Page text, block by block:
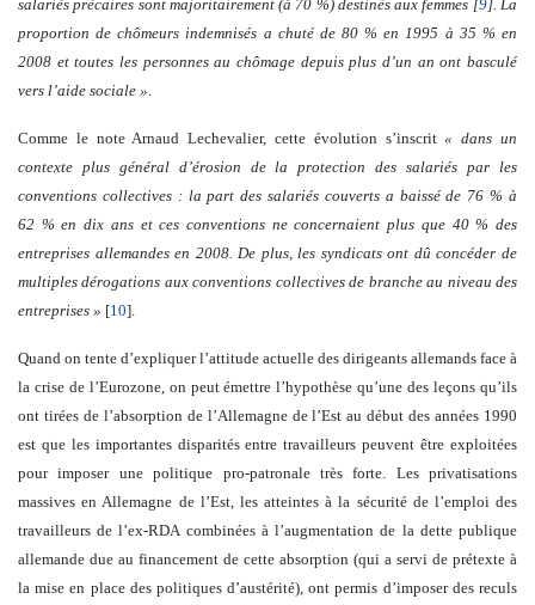
salariés précaires sont majoritairement (à 70 %) destinés aux femmes [9]. La
proportion de chômeurs indemnisés a chuté de 80 % en 1995 à 35 % en
2008 et toutes les personnes au chômage depuis plus d’un an ont basculé
vers l’aide sociale »
Comme le note Arnaud Lechevalier, cette évolution s’inscrit« dans un
contexte plus général d’érosion de la protection des salariés par les
conventions collectives : la part des salariés couverts a baissé de 76 % à
62 % en dix ans et ces conventions ne concernaient plus que 40 % des
entreprises allemandes en 2008. De plus, les syndicats ont dû concéder de
multiples dérogations aux conventions collectives de branche au niveau des
entreprises » [10].
Quand on tente d’expliquer l’attitude actuelle des dirigeants allemands face à
la crise de l’Eurozone, on peut émettre l’hypothèse qu’une des leçons qu’ils
ont tirées de l’absorption de l’Allemagne de l’Est au début des années 1990
est que les importantes disparités entre travailleurs peuvent être exploitées
pour imposer une politique pro-patronale très forte. Les privatisations
massives en Allemagne de l’Est, les atteintes à la sécurité de l’emploi des
travailleurs de l’ex-RDA combinées à l’augmentation de la dette publique
allemande due au financement de cette absorption (qui a servi de prétexte à
la mise en place des politiques d’austérité), ont permis d’imposer des reculs